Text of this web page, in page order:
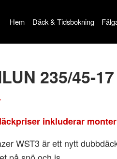
Hem Däck & Tidsbokning
235/45-
inkluderar
WST3 är ett nytt